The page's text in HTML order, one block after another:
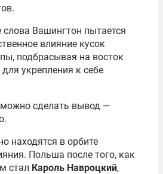
Вашингтон пытается
влияние кусок
подбрасывая на восток
укрепления к себе
можно сделать вывод —
находятся в орбите
Польша после того, как
стал Кароль Навроцкий,